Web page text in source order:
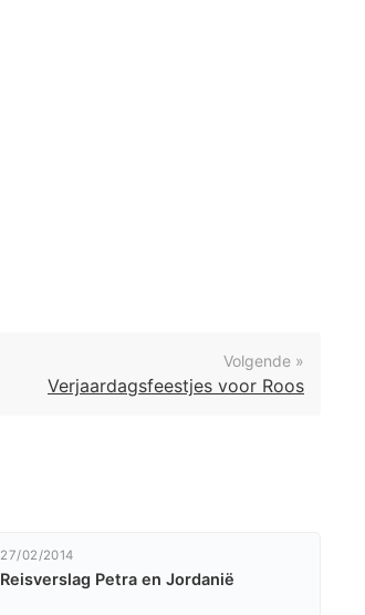
Volgende »
Verjaardagsfeestjes voor Roos
27/02/2014
Reisverslag Petra en Jordanië